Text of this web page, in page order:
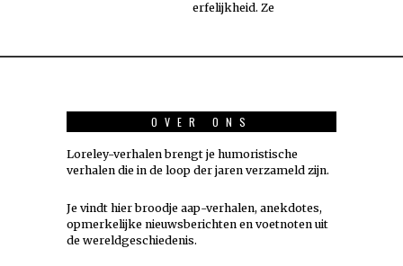
erfelijkheid. Ze
OVER ONS
Loreley-verhalen brengt je humoristische
verhalen die in de loop der jaren verzameld zijn.
Je vindt hier broodje aap-verhalen, anekdotes,
opmerkelijke nieuwsberichten en voetnoten uit
de wereldgeschiedenis.